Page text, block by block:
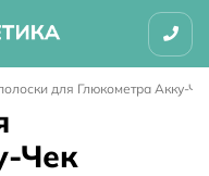
для Глюкометра Акку-
Чек